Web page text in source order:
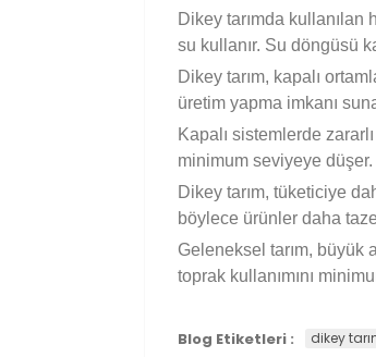
Dikey tarımda
su kullanır. Su döngüsü
Dikey tarım, kapalı
üretim yapma imkanı
Kapalı sistemlerde
minimum seviyeye düşer.
Dikey tarım, tüketiciye
böylece ürünler daha
Geleneksel tarım, büyük
toprak kullanımını
Blog Etiketleri : dikey